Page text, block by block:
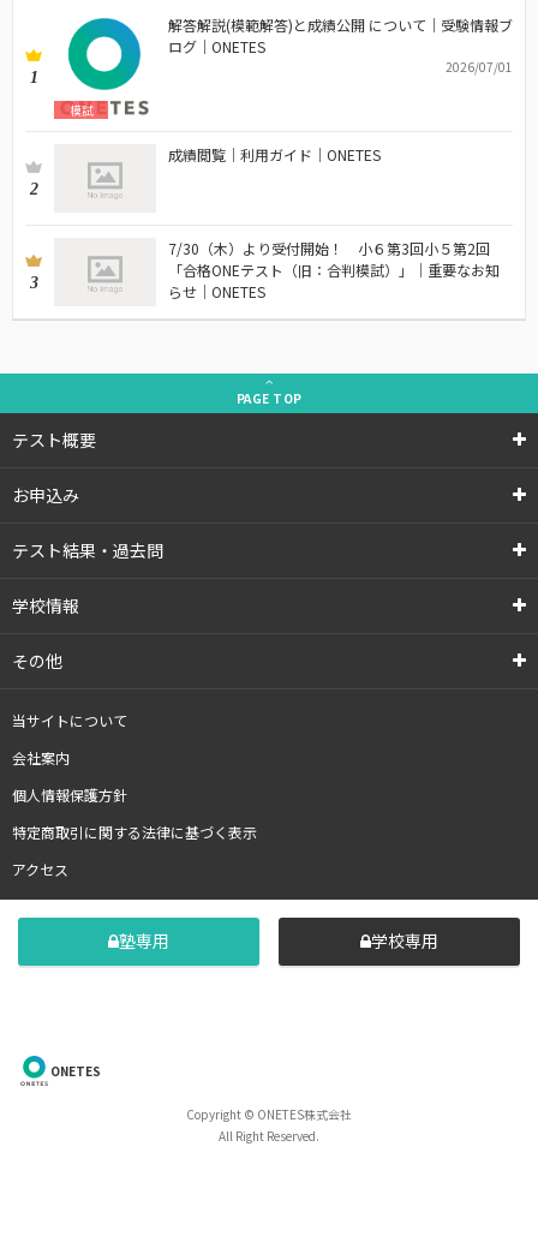
1
模試
解答解説(模範解答)と成績公開 について｜受験情報ブ
ログ｜ONETES
2026/07/01
2
成績閲覧｜利用ガイド｜ONETES
3
7/30（木）より受付開始！ 小６第3回小５第2回
「合格ONEテスト（旧：合判模試）」｜重要なお知
らせ｜ONETES
PAGE TOP
テスト概要
お申込み
テスト結果・過去問
学校情報
その他
当サイトについて
会社案内
個人情報保護方針
特定商取引に関する法律に基づく表示
アクセス
塾専用 学校専用
ONETES
Copyright © ONETES株式会社
All Right Reserved.